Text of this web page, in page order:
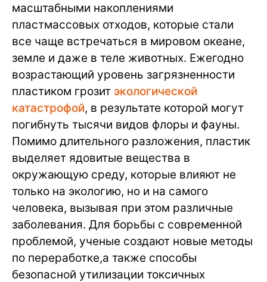
масштабными накоплениями
пластмассовых отходов, которые стали
все чаще встречаться в мировом океане,
земле и даже в теле животных. Ежегодно
возрастающий уровень загрязненности
пластиком грозит экологической
катастрофой, в результате которой могут
погибнуть тысячи видов флоры и фауны.
Помимо длительного разложения, пластик
выделяет ядовитые вещества в
окружающую среду, которые влияют не
только на экологию, но и на самого
человека, вызывая при этом различные
заболевания. Для борьбы с современной
проблемой, ученые создают новые методы
по переработке,а также способы
безопасной утилизации токсичных